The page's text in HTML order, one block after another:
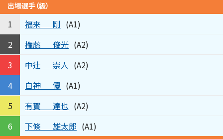
出場選手（級）
1 福来 剛 (A1)
2
権藤 俊光 (A2)
3
中辻 崇人 (A2)
4
白神 優 (A1)
5
有賀 達也 (A2)
6
下條 雄太郎 (A1)